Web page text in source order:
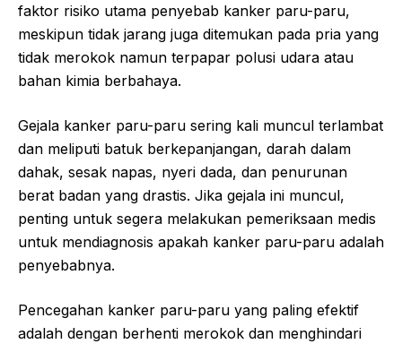
faktor risiko utama penyebab kanker paru-paru,
meskipun tidak jarang juga ditemukan pada pria yang
tidak merokok namun terpapar polusi udara atau
bahan kimia berbahaya.
Gejala kanker paru-paru sering kali muncul terlambat
dan meliputi batuk berkepanjangan, darah dalam
dahak, sesak napas, nyeri dada, dan penurunan
berat badan yang drastis. Jika gejala ini muncul,
penting untuk segera melakukan pemeriksaan medis
untuk mendiagnosis apakah kanker paru-paru adalah
penyebabnya.
Pencegahan kanker paru-paru yang paling efektif
adalah dengan berhenti merokok dan menghindari